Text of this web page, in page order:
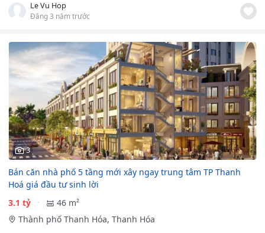
Le Vu Hop
Đăng 3 năm trước
3
Bán căn nhà phố 5 tầng mới xây ngay trung tâm TP Thanh
Hoá giá đầu tư sinh lời
3.1 tỷ
46 m²
Thành phố Thanh Hóa, Thanh Hóa